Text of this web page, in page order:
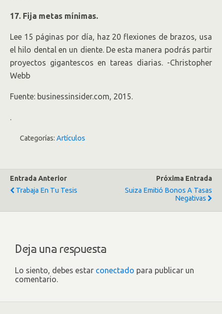
17. Fija metas mínimas.
Lee 15 páginas por día, haz 20 flexiones de brazos, usa
el hilo dental en un diente. De esta manera podrás partir
proyectos gigantescos en tareas diarias. -Christopher
Webb
Fuente: businessinsider.com, 2015.
.
Categorías: Artículos
Entrada Anterior
Trabaja En Tu Tesis
Próxima Entrada
Suiza Emitió Bonos A Tasas
Negativas
Deja una respuesta
Lo siento, debes estar conectado para publicar un
comentario.